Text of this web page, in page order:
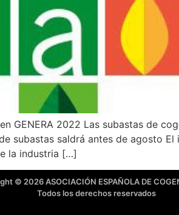
GENERA 2022 Las subastas de
subastas saldrá antes de agosto
la industria […]
© 2026 ASOCIACIÓN ESPAÑOLA DE
Todos los derechos reservados